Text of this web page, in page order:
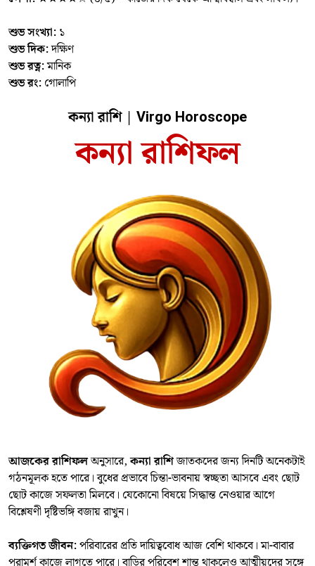
শুভ সংখ্যা: ১
শুভ দিক:দক্ষিণ
শুভ রত্ন:মানিক
শুভ রং: গোলাপি
কন্যা রাশি | Virgo Horoscope
কন্যা রাশিফল
আজকের রাশিফলঅনুসারে,কন্যা রাশিজাতকদের জন্য দিনটি অনেকটাই
গঠনমূলক হতে পারে। বুধের প্রভাবে চিন্তা-ভাবনায় স্বচ্ছতা আসবে এবং ছোট
ছোট কাজে সফলতা মিলবে। যেকোনো বিষয়ে সিদ্ধান্ত নেওয়ার আগে
বিশ্লেষণী দৃষ্টিভঙ্গি বজায় রাখুন।
ব্যক্তিগত জীবন:পরিবারের প্রতি দায়িত্ববোধ আজ বেশি থাকবে। মা-বাবার